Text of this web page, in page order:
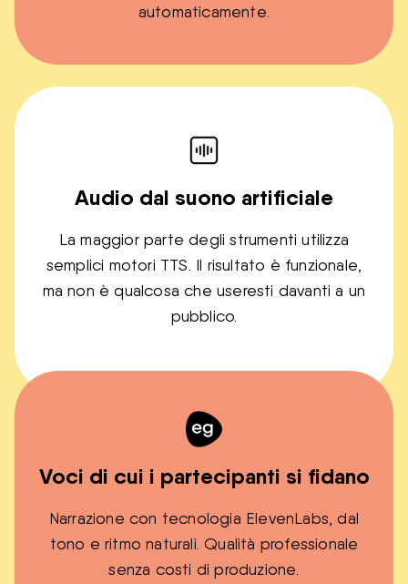
automaticamente.
Audio dal suono artificiale
La maggior parte degli strumenti utilizza
semplici motori TTS. Il risultato è funzionale,
ma non è qualcosa che useresti davanti a un
pubblico.
Voci di cui i partecipanti si fidano
Narrazione con tecnologia ElevenLabs, dal
tono e ritmo naturali. Qualità professionale
senza costi di produzione.